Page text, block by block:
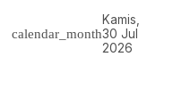
calendar_month
Kamis,
30 Jul
2026